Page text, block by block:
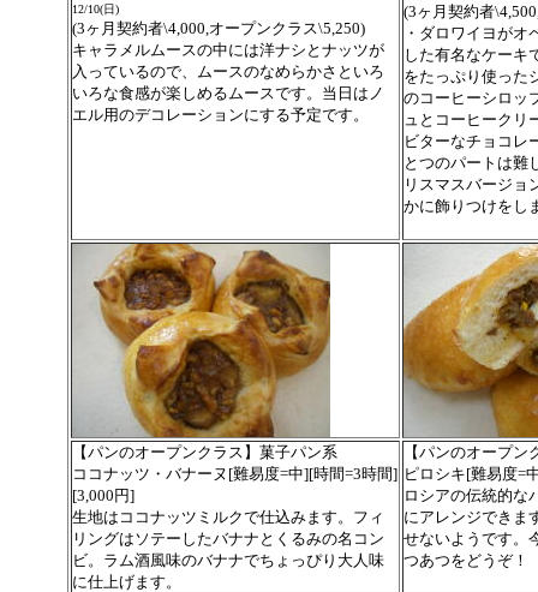
12/10(日)
(3ヶ月契約者\4,000,オープンクラス\5,250)
キャラメルムースの中には洋ナシとナッツが
入っているので、ムースのなめらかさといろ
いろな食感が楽しめるムースです。当日はノ
エル用のデコレーションにする予定です。
(3ヶ月契約者
・ダロワイヨがオ
した有名なケーキ
をたっぷり使った
のコーヒーシロッ
ュとコーヒークリ
ビターなチョコレ
とつのパートは難
リスマスバージョ
かに飾りつけをし
【パンのオープンクラス】菓子パン系
ココナッツ・バナーヌ[難易度=中][時間=3時間]
[3,000円]
生地はココナッツミルクで仕込みます。フィ
リングはソテーしたバナナとくるみの名コン
ビ。ラム酒風味のバナナでちょっぴり大人味
に仕上げます。
【パンのオープ
ピロシキ[難易度=
ロシアの伝統的な
にアレンジできま
せないようです。
つあつをどうぞ！